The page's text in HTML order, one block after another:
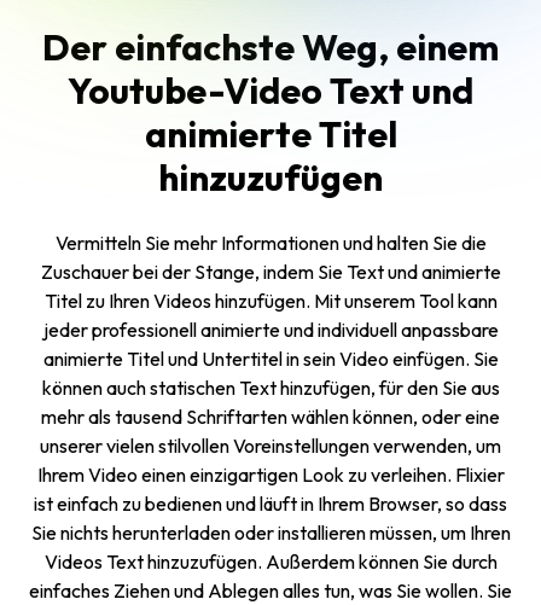
Der einfachste Weg, einem
Youtube-Video Text und
animierte Titel
hinzuzufügen
Vermitteln Sie mehr Informationen und halten Sie die
Zuschauer bei der Stange, indem Sie Text und animierte
Titel zu Ihren Videos hinzufügen. Mit unserem Tool kann
jeder professionell animierte und individuell anpassbare
animierte Titel und Untertitel in sein Video einfügen. Sie
können auch statischen Text hinzufügen, für den Sie aus
mehr als tausend Schriftarten wählen können, oder eine
unserer vielen stilvollen Voreinstellungen verwenden, um
Ihrem Video einen einzigartigen Look zu verleihen. Flixier
ist einfach zu bedienen und läuft in Ihrem Browser, so dass
Sie nichts herunterladen oder installieren müssen, um Ihren
Videos Text hinzuzufügen. Außerdem können Sie durch
einfaches Ziehen und Ablegen alles tun, was Sie wollen. Sie